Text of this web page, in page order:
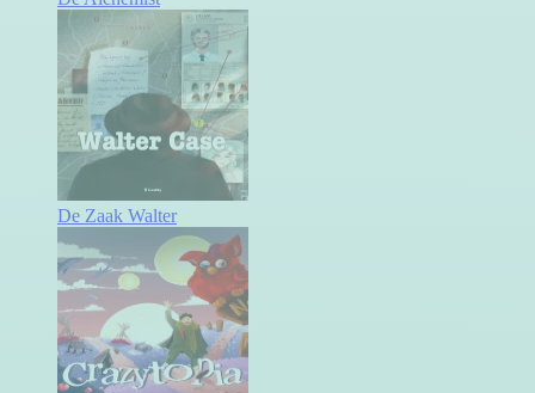
De Zaak Walter